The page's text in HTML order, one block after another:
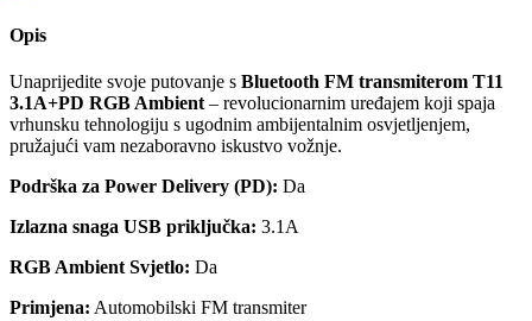
Opis
Unaprijedite svoje putovanje s Bluetooth FM transmiterom T11
3.1A+PD RGB Ambient– revolucionarnim uređajem koji spaja
vrhunsku tehnologiju s ugodnim ambijentalnim osvjetljenjem,
pružajući vam nezaboravno iskustvo vožnje.
Podrška za Power Delivery (PD): Da
Izlazna snaga USB priključka: 3.1A
RGB Ambient Svjetlo: Da
Primjena: Automobilski FM transmiter